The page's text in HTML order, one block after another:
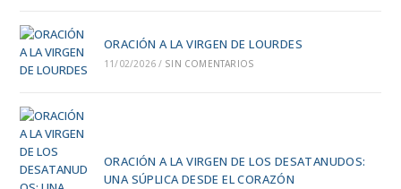
ORACIÓN A LA VIRGEN DE LOURDES
11/02/2026 / SIN COMENTARIOS
ORACIÓN A LA VIRGEN DE LOS DESATANUDOS:
UNA SÚPLICA DESDE EL CORAZÓN